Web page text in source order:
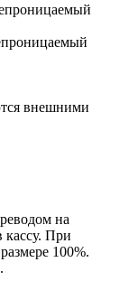
внешними
на
кассу. При
100%.